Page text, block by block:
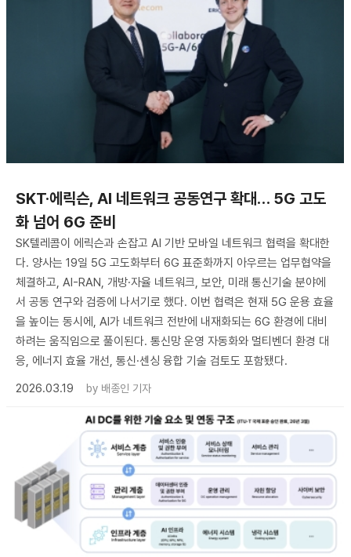
SKT·에릭슨, AI 네트워크 공동연구 확대… 5G 고도
화 넘어 6G 준비
SK텔레콤이 에릭슨과 손잡고 AI 기반 모바일 네트워크 협력을 확대한
다. 양사는 19일 5G 고도화부터 6G 표준화까지 아우르는 업무협약을
체결하고, AI-RAN, 개방·자율 네트워크, 보안, 미래 통신기술 분야에
서 공동 연구와 검증에 나서기로 했다. 이번 협력은 현재 5G 운용 효율
을 높이는 동시에, AI가 네트워크 전반에 내재화되는 6G 환경에 대비
하려는 움직임으로 풀이된다. 통신망 운영 자동화와 멀티벤더 환경 대
응, 에너지 효율 개선, 통신·센싱 융합 기술 검토도 포함됐다.
2026.03.19
by 배종인 기자